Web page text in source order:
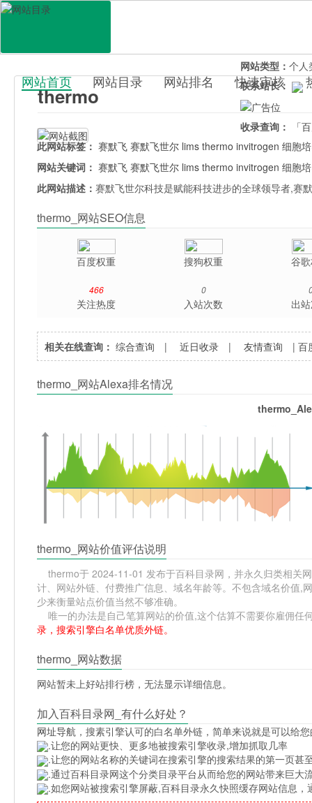
百科目录
网站首页 网站目录 网站排名 快速审核
thermo
网站类型： 个人
联系站长：
收录查询：
「
此网站标签： 赛默飞 赛默飞世尔 lims thermo invitrogen 细胞
网站关键词： 赛默飞 赛默飞世尔 lims thermo invitrogen 细胞
此网站描述：赛默飞世尔科技是赋能科技进步的全球领导者,赛
thermo_网站SEO信息
百度权重 搜狗权重 谷
466
关注热度
0
入站次数 出
相关在线查询： 综合查询 |近日收录 |友情查询 |百
thermo_网站Alexa排名情况
thermo_网站价值评估说明
thermo于 2024-11-01 发布于百科目录网，并永久归类相关
计、网站外链、付费推广信息、域名年龄等。不包含域名价值
少来衡量站点价值当然不够准确。
唯一的办法是自己笔算网站的价值,这个估算不需要你雇佣任
录，搜索引擎白名单优质外链。
thermo_网站数据
网站暂未上好站排行榜，无法显示详细信息。
加入百科目录网_有什么好处？
网址导航 ，搜素引擎认可的白名单外链，简单来说就是可以给
.让您的网站更快、更多地被搜索引擎收录,增加抓取几率
.让您的网站名称的关键词在搜索引擎的搜索结果的第一页甚
.通过百科目录网这个分类目录平台从而给您的网站带来巨大
.如您网站被搜索引擎屏蔽,百科目录永久快照缓存网站信息